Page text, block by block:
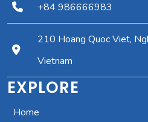
+84 986666983
210 Hoang Quoc Viet,
Vietnam
EXPLORE
Home